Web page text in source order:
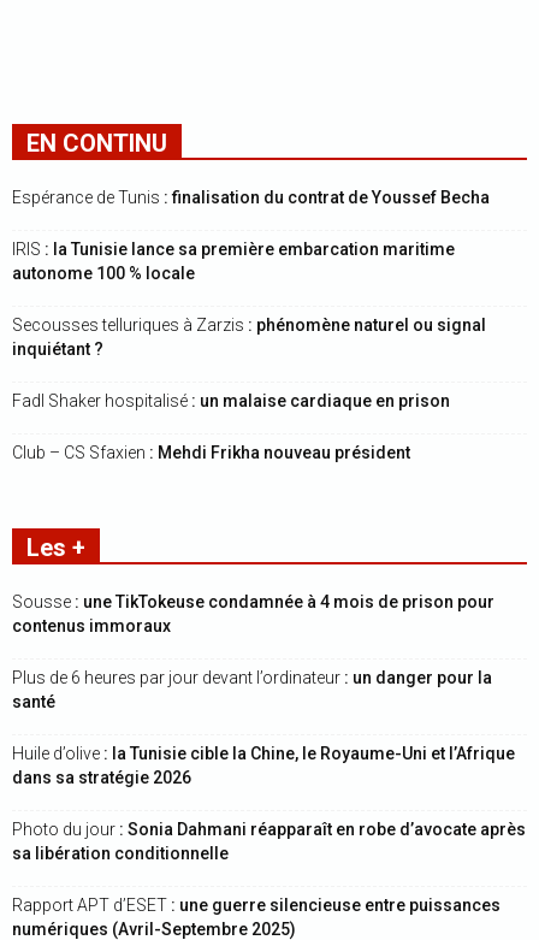
EN CONTINU
Espérance de Tunis : finalisation du contrat de Youssef Becha
IRIS : la Tunisie lance sa première embarcation maritime
autonome 100 % locale
Secousses telluriques à Zarzis : phénomène naturel ou signal
inquiétant ?
Fadl Shaker hospitalisé : un malaise cardiaque en prison
Club – CS Sfaxien : Mehdi Frikha nouveau président
Les +
Sousse : une TikTokeuse condamnée à 4 mois de prison pour
contenus immoraux
Plus de 6 heures par jour devant l’ordinateur : un danger pour la
santé
Huile d’olive : la Tunisie cible la Chine, le Royaume-Uni et l’Afrique
dans sa stratégie 2026
Photo du jour : Sonia Dahmani réapparaît en robe d’avocate après
sa libération conditionnelle
Rapport APT d’ESET : une guerre silencieuse entre puissances
numériques (Avril-Septembre 2025)